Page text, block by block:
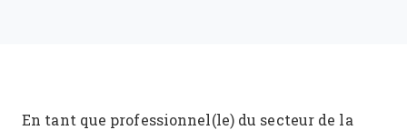
En tant que professionnel(le) du secteur de la